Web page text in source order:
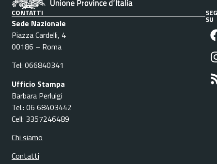
CONTATTI
Sede Nazionale
Piazza Cardelli, 4
00186 – Roma
Tel: 066840341
Ufficio Stampa
Barbara Perluigi
Tel.: 06 68403442
Cell: 3357246489
Chi siamo
Contatti
SU